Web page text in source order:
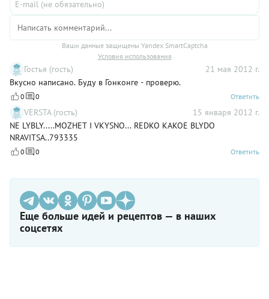
Ваши данные защищены Yandex SmartCaptcha
Условия использования
Гостья (гость)
21 мая 2012 г.
Вкусно написано. Буду в Гонконге - проверю.
0 0 Ответить
VERSTA (гость)
15 января 2012 г.
NE LYBLY.....MOZHET I VKYSNO... REDKO KAKOE BLYDO
NRAVITSA..793335
0 0 Ответить
Еще больше идей и рецептов — в наших
соцсетях